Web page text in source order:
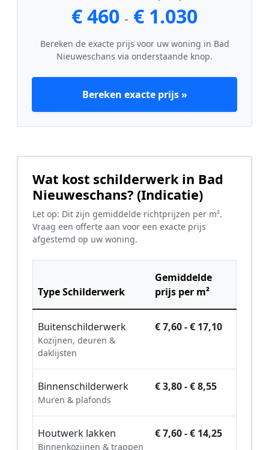
€ 460 - € 1.030
Bereken de exacte prijs voor uw woning in Bad
Nieuweschans via onderstaande knop.
Bereken exacte prijs »
Wat kost schilderwerk in Bad
Nieuweschans? (Indicatie)
Let op: Dit zijn gemiddelde richtprijzen per m².
Vraag een offerte aan voor een exacte prijs
afgestemd op uw woning.
Type Schilderwerk
Gemiddelde
prijs per m²
Buitenschilderwerk
Kozijnen, deuren &
daklijsten
€ 7,60 - € 17,10
Binnenschilderwerk
Muren & plafonds
€ 3,80 - € 8,55
Houtwerk lakken
Binnenkozijnen & trappen
€ 7,60 - € 14,25